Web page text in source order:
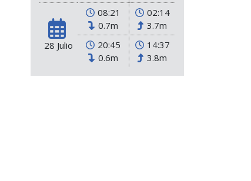
28 Julio
08:21
0.7m
02:14
3.7m
20:45
0.6m
14:37
3.8m